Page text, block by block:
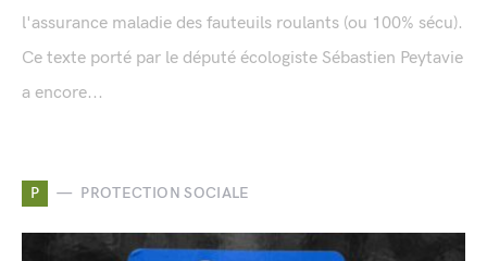
l'assurance maladie des fauteuils roulants (ou 100% sécu).
Ce texte porté par le député écologiste Sébastien Peytavie
a encore...
P PROTECTION SOCIALE